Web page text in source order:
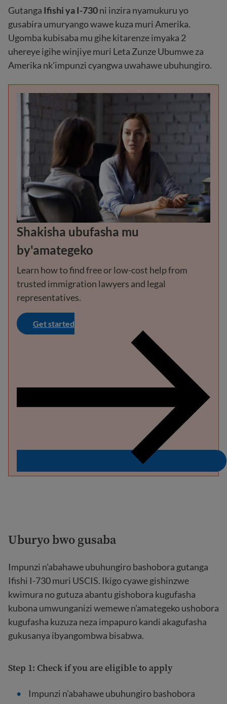
Gutanga Ifishi ya I-730ni inzira nyamukuru yo
gusabira umuryango wawe kuza muri Amerika.
Ugomba kubisaba mu gihe kitarenze imyaka 2
uhereye igihe winjiye muri Leta Zunze Ubumwe za
Amerika nk'impunzi cyangwa uwahawe ubuhungiro.
Shakisha ubufasha mu
by'amategeko
Learn how to find free or low-cost help from
trusted immigration lawyers and legal
representatives.
Get started
Uburyo bwo gusaba
Impunzi n'abahawe ubuhungiro bashobora gutanga
Ifishi I-730 muri USCIS. Ikigo cyawe gishinzwe
kwimura no gutuza abantu gishobora kugufasha
kubona umwunganizi wemewe n'amategeko ushobora
kugufasha kuzuza neza impapuro kandi akagufasha
gukusanya ibyangombwa bisabwa.
Step 1: Check if you are eligible to apply
Impunzi n'abahawe ubuhungiro bashobora